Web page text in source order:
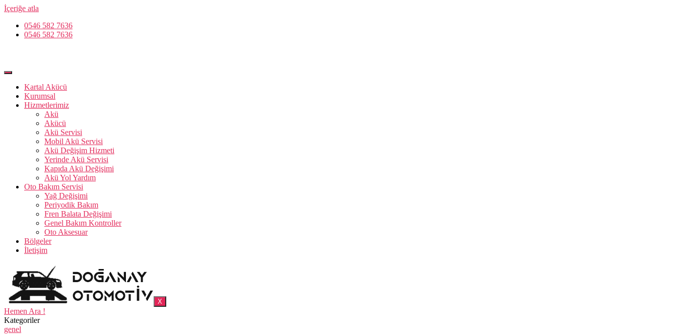
İçeriğe atla
0546 582 7636
0546 582 7636
Kartal Akücü
Kurumsal
Hizmetlerimiz
Akü
Akücü
Akü Servisi
Mobil Akü Servisi
Akü Değişim Hizmeti
Yerinde Akü Servisi
Kapıda Akü Değişimi
Akü Yol Yardım
Oto Bakım Servisi
Yağ Değişimi
Periyodik Bakım
Fren Balata Değişimi
Genel Bakım Kontroller
Oto Aksesuar
Bölgeler
İletişim
X
Hemen Ara !
Kategoriler
genel